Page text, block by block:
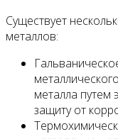
Существует
металлов:
металла путем
защиту от